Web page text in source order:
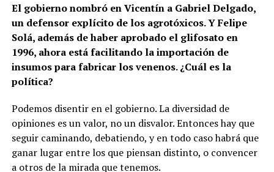
El gobierno nombró en Vicentín a Gabriel Delgado,
un defensor explícito de los agrotóxicos. Y Felipe
Solá, además de haber aprobado el glifosato en
1996, ahora está facilitando la importación de
insumos para fabricar los venenos. ¿Cuál es la
política?
Podemos disentir en el gobierno. La diversidad de
opiniones es un valor, no un disvalor. Entonces hay que
seguir caminando, debatiendo, y en todo caso habrá que
ganar lugar entre los que piensan distinto, o convencer
a otros de la mirada que tenemos.